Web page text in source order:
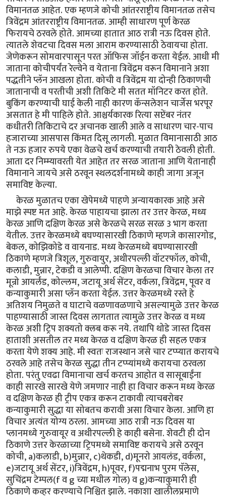
विमानतळ आहेत. एक म्हणजे कोची आंतरराष्ट्रीय विमानतळ तसेच
त्रिवेंद्रम आंतरराष्ट्रीय विमानतळ. आम्ही साधारण पूर्ण केरळ
फिरायचे ठरवले होते. आमच्या हातात आठ रात्री नऊ दिवस होते.
त्यातले शेवटचा दिवस मला आराम करण्यासाठी ठेवायचा होता.
जेणेकरून सोमवारपासून परत ऑफिस जॉईन करता येईल. आधी मी
जाताना कोचीपर्यंत रेल्वेने व येताना त्रिवेंद्रम वरून विमानाने अशा
पद्धतीने प्लॅन आखला होता. कोची व त्रिवेंद्रम या दोन्ही ठिकाणची
जातानाची व परतीची अशी तिकिटे मी सतत मॉनिटर करत होते.
बुकिंग करण्याची घाई केली नाही कारण कॅन्सलेशन चार्जेस भरपूर
असतात हे मी पाहिले होते. आश्चर्यकारक रित्या सप्टेंबर नंतर
कधीतरी तिकिटाचे दर अचानक खाली आले व साधारण चार-पाच
हजाराच्या आसपास किंमत दिसू लागली. मुळात विमानासाठी आठ
ते नऊ हजार रुपये एका वेळचे खर्च करण्याची तयारी ठेवली होती.
आता दर निम्म्यावरती येत आहेत तर सरळ जाताना आणि येतानाही
विमानाने जायचे असे ठरवून स्थलदर्शनामध्ये काही जागा अजून
समाविष्ट केल्या.
केरळ मुळातच एका खेपेमध्ये पाहणे अन्यायकारक आहे असे
माझे स्पष्ट मत आहे. केरळ पाहायचा झाला तर उत्तर केरळ, मध्य
केरळ आणि दक्षिण केरळ असे केरळचे सरळ सरळ 3 भाग करता
येतील. उत्तर केरळमध्ये बघण्यासारखी ठिकाणे म्हणजे कासारगोड,
बेकल, कोझिकोडे व वायनाड. मध्य केरळमध्ये बघण्यासारखी
ठिकाणे म्हणजे त्रिशूल, गुरुवायुर, अथीरपल्ली वॉटरफॉल, कोची,
कलाडी, मुन्नार, टेकडी व आलेप्पी. दक्षिण केरळचा विचार केला तर
मून्रो आयर्लंड, कोल्लम, जटायू अर्थ सेंटर, वर्कला, त्रिवेंद्रम, पूवर व
कन्याकुमारी असा प्लॅन करता येईल. उत्तर केरळमध्ये रस्ते हे
अतिशय निमुळते व घाटाचे वळणावळणाचे असल्यामुळे उत्तर केरळ
पाहण्यासाठी जास्त दिवस लागतात त्यामुळे उत्तर केरळ व मध्य
केरळ अशी ट्रिप शक्यतो क्लब करू नये. तथापि थोडे जास्त दिवस
हाताशी असतील तर मध्य केरळ व दक्षिण केरळ ही सहल एकत्र
करता येणे शक्य आहे. मी स्वतः राजस्थान जसे चार टप्प्यात करायचे
ठरवले आहे तसेच केरळ सुद्धा तीन टप्प्यांमध्ये करायचा ठरवला
होता. परंतु एवढा विमानाचा खर्च करतच आहोत व सासूबाईंना
काही सारखे सारखे येणे जमणार नाही हा विचार करून मध्य केरळ
व दक्षिण केरळ ही ट्रीप एकत्र करून टाकावी त्याचबरोबर
कन्याकुमारी सुद्धा या सोबतच करावी असा विचार केला. आणि हा
विचार अत्यंत योग्य ठरला. आमच्या आठ रात्री नऊ दिवस या
प्लानमध्ये गुरुवायूर व अथीरपल्ली हे काही बसेना. शेवटी ही दोन
ठिकाणे उत्तर केरळाच्या ट्रिपमध्ये समाविष्ट करायचे असे ठरवून
कोची, a)कलाडी, b)मुन्नार, c)थेकडी, d)मूनरो आयलंड, वर्कला,
e)जटायू अर्थ सेंटर, i)त्रिवेंद्रम, h)पूवर, f)पद्मनाभ पुरम पॅलेस,
सुचिंद्रम टेम्पल(f व g च्या मधील गोल) व g)कन्याकुमारी ही
ठिकाणे कव्हर करण्याचे निश्चित झाले. नकाशा खालीलप्रमाणे